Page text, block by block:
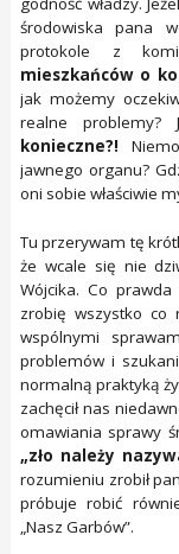
środowiska pana
protokole z
mieszkańców o
jak możemy
realne
konieczne?!
jawnego organu?
oni sobie właściwie
Tu przerywam tę
że wcale się nie
Wójcika. Co
zrobię wszystko co
wspólnymi
problemów i
normalną praktyką
zachęcił nas
omawiania sprawy
„zło należy
rozumieniu zrobił
próbuje robić
„Nasz Garbów”.